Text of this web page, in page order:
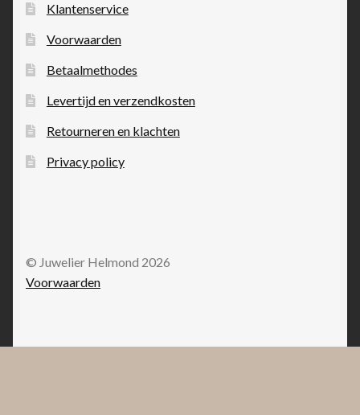
Klantenservice
Voorwaarden
Betaalmethodes
Levertijd en verzendkosten
Retourneren en klachten
Privacy policy
© Juwelier Helmond 2026
Voorwaarden